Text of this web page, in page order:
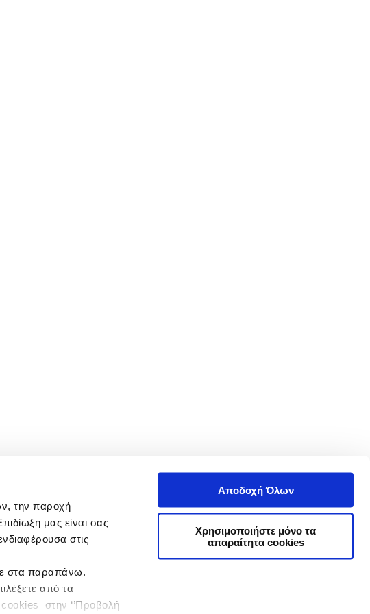
την παροχή
μας είναι σας
στις
στα παραπάνω.
από τα
cookies στην ‘’Προβολή
Αποδοχή Όλων
Χρησιμοποιήστε μόνο τα
απαραίτητα cookies